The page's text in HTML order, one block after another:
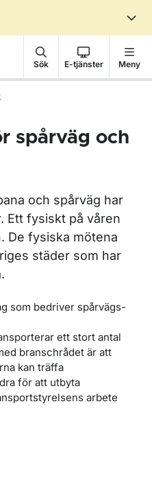
Sök E-tjänster Meny
spårväg och
och spårväg har
Ett fysiskt på våren
De fysiska mötena
städer som har
som bedriver spårvägs-
ett stort antal
branschrådet är att
kan träffa
för att utbyta
arbete